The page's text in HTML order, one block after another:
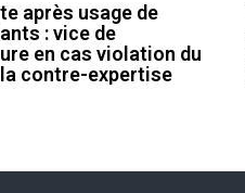
après usage de
: vice de
en cas violation du
contre-expertise